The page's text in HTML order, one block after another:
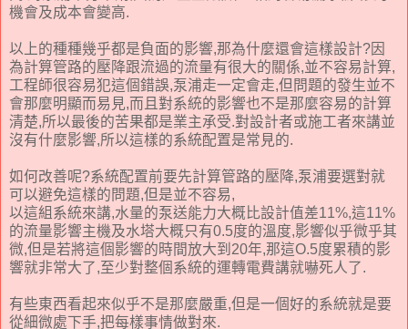
機會及成本會變高.
以上的種種幾乎都是負面的影響,那為什麼還會這樣設計?因
為計算管路的壓降跟流過的流量有很大的關係,並不容易計算,
工程師很容易犯這個錯誤,泵浦走一定會走,但問題的發生並不
會那麼明顯而易見,而且對系統的影響也不是那麼容易的計算
清楚,所以最後的苦果都是業主承受.對設計者或施工者來講並
沒有什麼影響,所以這樣的系統配置是常見的.
如何改善呢?系統配置前要先計算管路的壓降,泵浦要選對就
可以避免這樣的問題,但是並不容易,
以這組系統來講,水量的泵送能力大概比設計值差11%,這11%
的流量影響主機及水塔大概只有0.5度的溫度,影響似乎微乎其
微,但是若將這個影響的時間放大到20年,那這O.5度累積的影
響就非常大了,至少對整個系統的運轉電費講就嚇死人了.
有些東西看起來似乎不是那麼嚴重,但是一個好的系統就是要
從細微處下手,把每樣事情做對來.